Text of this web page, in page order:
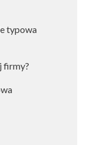
typowa
firmy?